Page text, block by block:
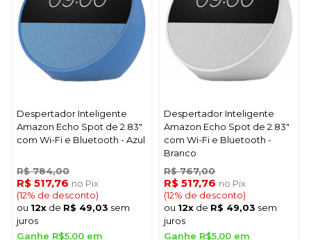
Despertador Inteligente
Amazon Echo Spot de 2.83"
com Wi-Fi e Bluetooth - Azul
R$ 784,00
R$ 517,76 no Pix
(12% de desconto)
ou 12x de R$ 49,03 sem
juros
Ganhe R$5,00 em
Despertador Inteligente
Amazon Echo Spot de 2.83"
com Wi-Fi e Bluetooth -
Branco
R$ 767,00
R$ 517,76 no Pix
(12% de desconto)
ou 12x de R$ 49,03 sem
juros
Ganhe R$5,00 em